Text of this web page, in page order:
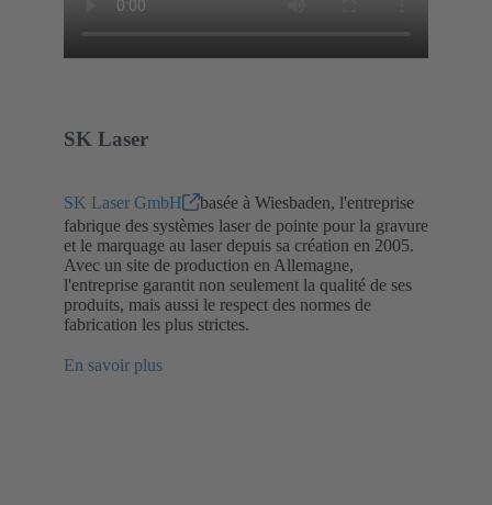
SK Laser
SK Laser GmbH
basée à Wiesbaden, l'entreprise
fabrique des systèmes laser de pointe pour la gravure
et le marquage au laser depuis sa création en 2005.
Avec un site de production en Allemagne,
l'entreprise garantit non seulement la qualité de ses
produits, mais aussi le respect des normes de
fabrication les plus strictes.
En savoir plus